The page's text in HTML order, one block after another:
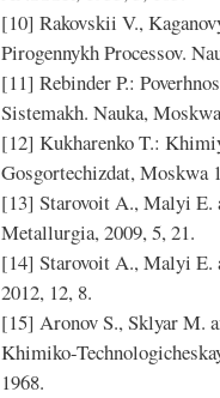
[10] Rakovskii V.,
Pirogennykh Processov.
[11] Rebinder P.:
Sistemakh. Nauka,
[12] Kukharenko T.:
Gosgortechizdat, Moskwa
[13] Starovoit A., Malyi E.
Metallurgia, 2009, 5, 21.
[14] Starovoit A., Malyi
2012, 12, 8.
[15] Aronov S., Sklyar M.
Khimiko-
1968.